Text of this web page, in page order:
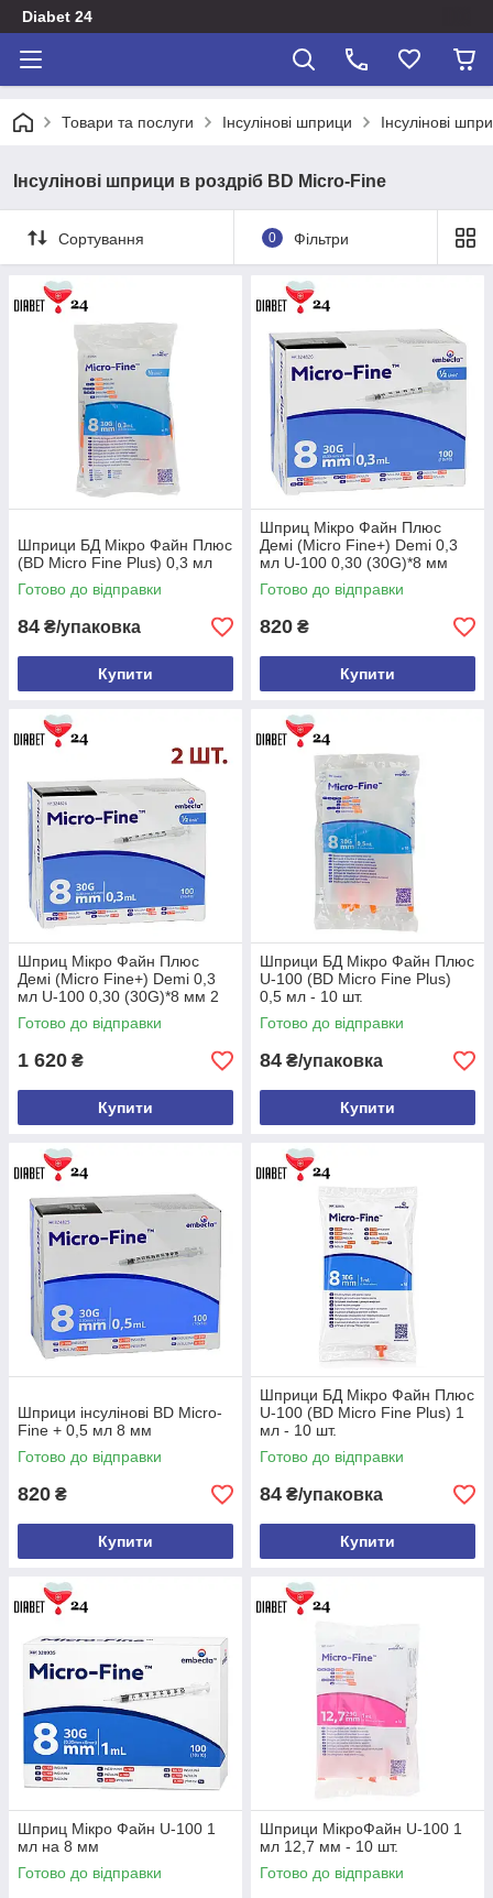
Diabet 24
Товари та послуги Інсулінові шприци Інсулінові
Інсулінові шприци в роздріб BD Micro-Fine
Сортування 0 Фільтри
Шприци БД Мікро Файн Плюс
(BD Micro Fine Plus) 0,3 мл
Готово до відправки
84 ₴/упаковка
Купити
Шприц Мікро Файн Плюс
Демі (Micro Fine+) Demi 0,3
мл U-100 0,30 (30G)*8 мм
Готово до відправки
820 ₴
Купити
Шприц Мікро Файн Плюс
Демі (Micro Fine+) Demi 0,3
мл U-100 0,30 (30G)*8 мм 2
пачки
Готово до відправки
1 620 ₴
Купити
Шприци БД Мікро Файн Плюс
U-100 (BD Micro Fine Plus)
0,5 мл - 10 шт.
Готово до відправки
84 ₴/упаковка
Купити
Шприци інсулінові BD Micro-
Fine + 0,5 мл 8 мм
Готово до відправки
820 ₴
Купити
Шприци БД Мікро Файн Плюс
U-100 (BD Micro Fine Plus) 1
мл - 10 шт.
Готово до відправки
84 ₴/упаковка
Купити
Шприц Мікро Файн U-100 1
мл на 8 мм
Готово до відправки
Шприци МікроФайн U-100 1
мл 12,7 мм - 10 шт.
Готово до відправки